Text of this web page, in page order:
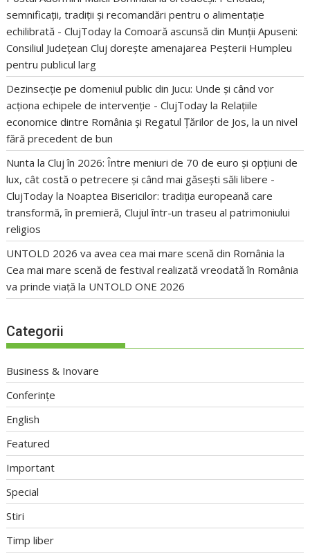
semnificații, tradiții și recomandări pentru o alimentație
echilibrată - ClujToday laComoară ascunsă din Munții Apuseni:
Consiliul Județean Cluj dorește amenajarea Peșterii Humpleu
pentru publicul larg
Dezinsecție pe domeniul public din Jucu: Unde și când vor
acționa echipele de intervenție - ClujToday la Relațiile
economice dintre România și Regatul Țărilor de Jos, la un nivel
fără precedent de bun
Nunta la Cluj în 2026: Între meniuri de 70 de euro și opțiuni de
lux, cât costă o petrecere și când mai găsești săli libere -
ClujToday la Noaptea Bisericilor: tradiția europeană care
transformă, în premieră, Clujul într-un traseu al patrimoniului
religios
UNTOLD 2026 va avea cea mai mare scenă din România la
Cea mai mare scenă de festival realizată vreodată în România
va prinde viață la UNTOLD ONE 2026
Categorii
Business & Inovare
Conferințe
English
Featured
Important
Special
Stiri
Timp liber